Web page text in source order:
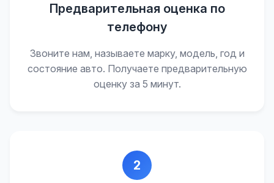
Предварительная оценка по
телефону
Звоните нам, называете марку, модель, год и
состояние авто. Получаете предварительную
оценку за 5 минут.
2